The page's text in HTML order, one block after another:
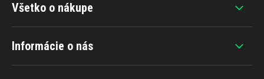
Všetko o nákupe
Informácie o nás